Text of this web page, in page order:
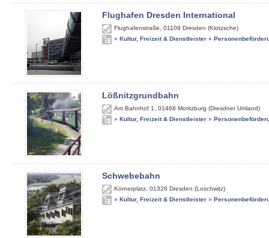
Flughafen Dresden International
Flughafenstraße 01109 Dresden (Klotzsche)
» Kultur, Freizeit & Dienstleister »
Lößnitzgrundbahn
Am Bahnhof 1 01468 Moritzburg (Dresdner Umland)
» Kultur, Freizeit & Dienstleister »
Schwebebahn
Körnerplatz 01326 Dresden (Loschwitz)
» Kultur, Freizeit & Dienstleister »